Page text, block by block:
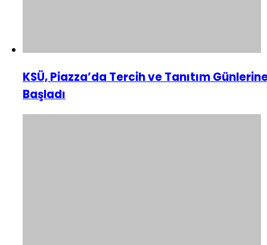
KSÜ, Piazza’da Tercih ve Tanıtım
Başladı